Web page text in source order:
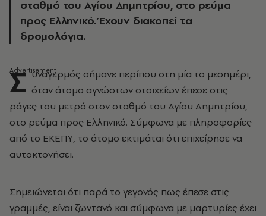
σταθμό του Αγίου Δημητρίου, στο ρεύμα
προς Ελληνικό. Έχουν διακοπεί τα
δρομολόγια.
Σ υναγερμός σήμανε περίπου στη μία το μεσημέρι,
όταν άτομο αγνώστων στοιχείων έπεσε στις
ράγες του μετρό στον σταθμό του Αγίου Δημητρίου,
στο ρεύμα προς Ελληνικό. Σύμφωνα με πληροφορίες
από το ΕΚΕΠΥ, το άτομο εκτιμάται ότι επιχείρησε να
αυτοκτονήσει.
Σημειώνεται ότι παρά το γεγονός πως έπεσε στις
γραμμές, είναι ζωντανό και σύμφωνα με μαρτυρίες έχει